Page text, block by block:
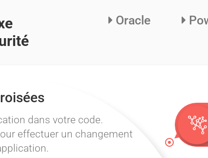
Oracle
et
code
de votre code. Partagez les
équipe :